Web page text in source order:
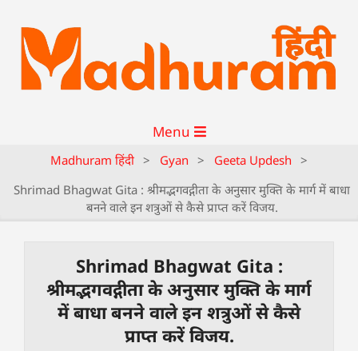
Menu
Madhuram हिंदी > Gyan > Geeta Updesh >
Shrimad Bhagwat Gita : श्रीमद्भगवद्गीता के अनुसार मुक्ति के मार्ग में बाधा
बनने वाले इन शत्रुओं से कैसे प्राप्त करें विजय.
Shrimad Bhagwat Gita :
श्रीमद्भगवद्गीता के अनुसार मुक्ति के मार्ग
में बाधा बनने वाले इन शत्रुओं से कैसे
प्राप्त करें विजय.